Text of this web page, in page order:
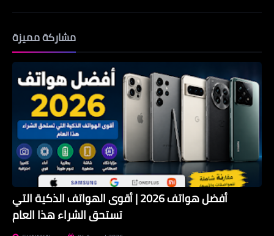
مشاركة مميزة
أفضل هواتف 2026 | أقوى الهواتف الذكية التي
تستحق الشراء هذا العام